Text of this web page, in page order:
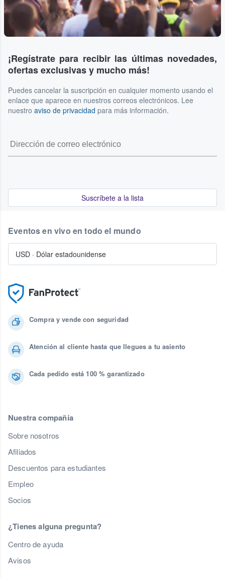
¡Regístrate para recibir las últimas novedades,
ofertas exclusivas y mucho más!
Puedes cancelar la suscripción en cualquier momento usando el
enlace que aparece en nuestros correos electrónicos. Lee
nuestro aviso de privacidad para más información.
Suscríbete a la lista
Compra y vende con seguridad
Atención al cliente hasta que llegues a tu asiento
Cada pedido está 100 % garantizado
Nuestra compañía
Sobre nosotros
Afiliados
Descuentos para estudiantes
Empleo
Socios
¿Tienes alguna pregunta?
Centro de ayuda
Avisos
Eventos en vivo en todo el mundo
USD · Dólar estadounidense